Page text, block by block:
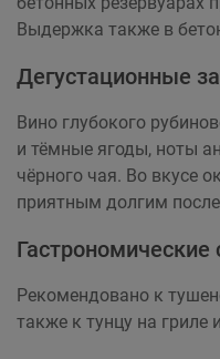
Выдержка также в
Дегустационные
Вино глубокого
и тёмные ягоды, ноты
чёрного чая. Во вкусе
приятным долгим
Гастрономические
Рекомендовано к
также к тунцу на